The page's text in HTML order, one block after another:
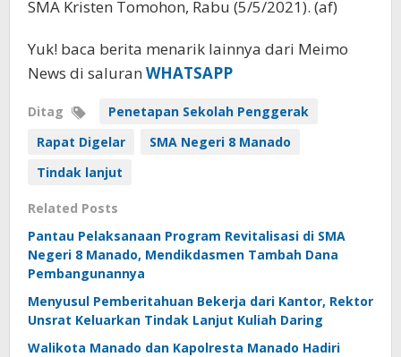
SMA Kristen Tomohon, Rabu (5/5/2021). (af)
Yuk! baca berita menarik lainnya dari Meimo
News di saluran WHATSAPP
Ditag
Penetapan Sekolah Penggerak
Rapat Digelar
SMA Negeri 8 Manado
Tindak lanjut
Related Posts
Pantau Pelaksanaan Program Revitalisasi di SMA
Negeri 8 Manado, Mendikdasmen Tambah Dana
Pembangunannya
Menyusul Pemberitahuan Bekerja dari Kantor, Rektor
Unsrat Keluarkan Tindak Lanjut Kuliah Daring
Walikota Manado dan Kapolresta Manado Hadiri